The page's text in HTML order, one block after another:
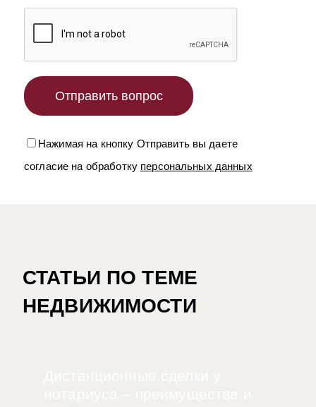
Нажимая на кнопку Отправить вы даете
согласие на обработку персональных данных
СТАТЬИ ПО ТЕМЕ
НЕДВИЖИМОСТИ